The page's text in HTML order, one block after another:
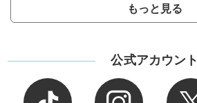
もっと見る
公式アカウント